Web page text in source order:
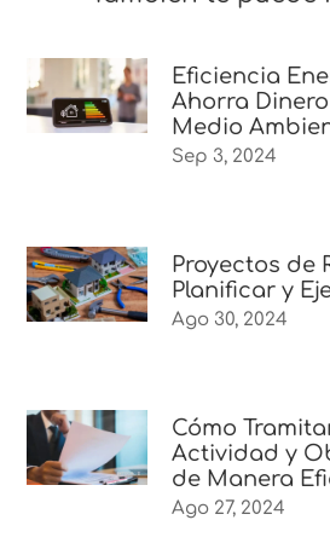
Eficiencia
Ahorra
Medio
Sep 3, 2024
Proyectos de
Planificar y
Ago 30, 2024
Cómo
Actividad y
de Manera
Ago 27, 2024